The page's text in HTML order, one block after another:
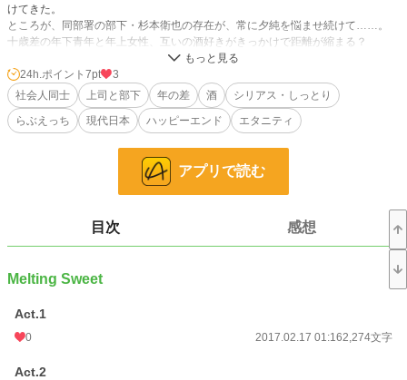
けてきた。
ところが、同部署の部下・杉本衛也の存在が、常に夕純を悩ませ続けて……。
十歳差の年下青年と年上女性、互いの酒好きがきっかけで距離が縮まる？
※※※
☆は愛ありなR18描写が含まれます。
小説 36,247 位 / 228,743 件
15,804 位 / 66,363 件
7 pt
更新日時
初回公開日時
24h.ポイント 7pt
3
社会人同士
上司と部下 年の差 酒
シリアス・しっとり
らぶえっち
現代日本 ハッピーエンド エタニティ
アプリで読む
目次 感想
Melting Sweet
Act.1
0 2017.02.17 01:162,274文字
Act.2